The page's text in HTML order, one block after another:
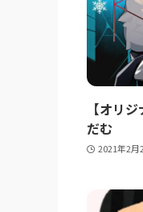
【オリ
だむ
2021年2月